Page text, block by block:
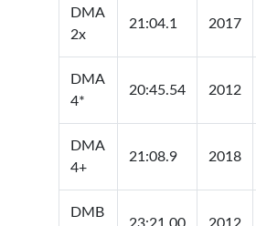
DMA
2x
21:04.1 2017
DMA
4*
20:45.54 2012
DMA
4+
21:08.9 2018
DMB